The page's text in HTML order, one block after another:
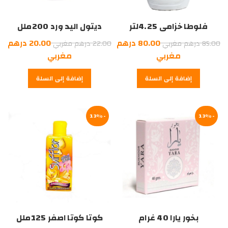
فلوطا خزامى 4.25لتر
85.00درهم مغربيالسعر
الأصلي
هو:
85.00
80.00 درهم
مغربي
الحالي
هو:
مغربي.
إضافة إلى السلة
ديتول اليد ورد 200ملل
22.00درهم مغربيالسعر
الأصلي
هو:
22.00
20.00 درهم
مغربي
الحالي
هو:
إضافة إلى السلة
-13%
بخور يارا 40 غرام
-13%
كوتا كوتا اصفر 125ملل